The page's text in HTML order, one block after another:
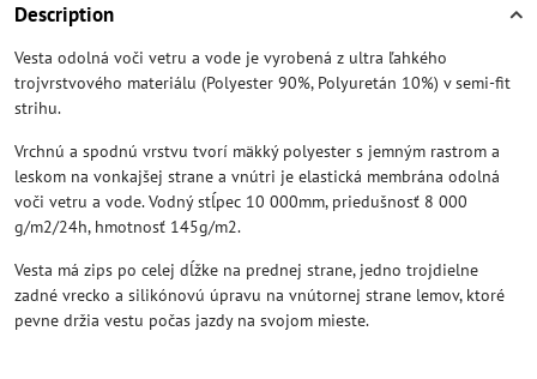
Description
Vesta odolná voči vetru a vode je vyrobená z ultra ľahkého
trojvrstvového materiálu (Polyester 90%, Polyuretán 10%) v semi-fit
strihu.
Vrchnú a spodnú vrstvu tvorí mäkký polyester s jemným rastrom a
leskom na vonkajšej strane a vnútri je elastická membrána odolná
voči vetru a vode. Vodný stĺpec 10 000mm, priedušnosť 8 000
g/m2/24h, hmotnosť 145g/m2.
Vesta má zips po celej dĺžke na prednej strane, jedno trojdielne
zadné vrecko a silikónovú úpravu na vnútornej strane lemov, ktoré
pevne držia vestu počas jazdy na svojom mieste.